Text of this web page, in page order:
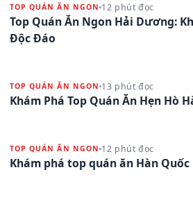
TOP QUÁN ĂN NGON 12 phút đọc
Top Quán Ăn Ngon Hải Dương:
Độc Đáo
TOP QUÁN ĂN NGON 13 phút đọc
Khám Phá Top Quán Ăn Hẹn Hò
TOP QUÁN ĂN NGON 12 phút đọc
Khám phá top quán ăn Hàn